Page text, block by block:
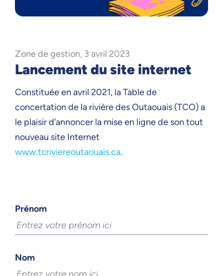
Zone de gestion, 3 avril 2023
Lancement du site internet
Constituée en avril 2021, la Table de
concertation de la rivière des Outaouais (TCO) a
le plaisir d’annoncer la mise en ligne de son tout
nouveau site Internet
www.tcriviereoutaouais.ca.
Prénom
Nom